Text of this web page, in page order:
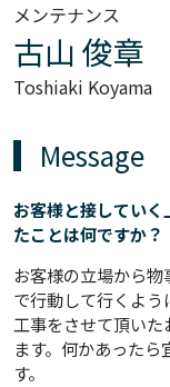
メンテナンス
古山 俊章
Toshiaki Koyama
Message
お客様と接してい
たことは何ですか？
お客様の立場から
で行動して行くよう
工事をさせて頂い
ます。何かあった
す。